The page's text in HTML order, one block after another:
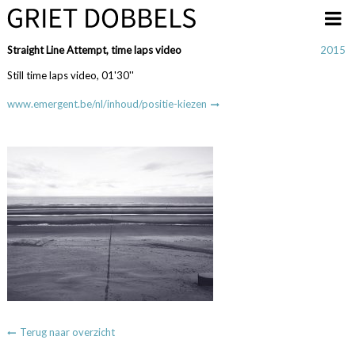
Overslaan en naar de inhoud gaan
Straight Line Attempt, time laps video
2015
Still time laps video, 01'30''
www.emergent.be/nl/inhoud/positie-kiezen
Terug naar overzicht